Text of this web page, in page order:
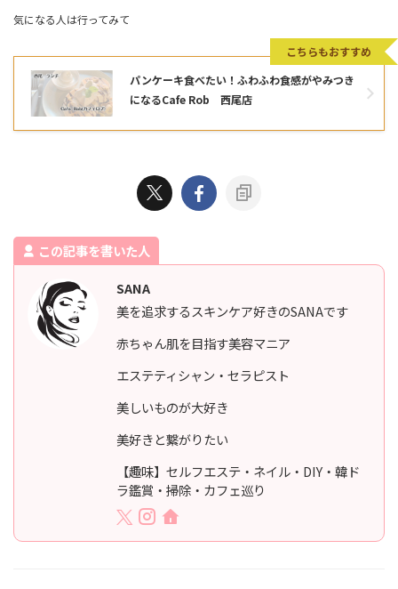
気になる人は行ってみて
パンケーキ食べたい！ふわふわ食感がやみつき
になるCafe Rob 西尾店
こちらもおすすめ
この記事を書いた人
SANA
美を追求するスキンケア好きのSANAです
赤ちゃん肌を目指す美容マニア
エステティシャン・セラピスト
美しいものが大好き
美好きと繋がりたい
【趣味】セルフエステ・ネイル・DIY・韓ド
ラ鑑賞・掃除・カフェ巡り